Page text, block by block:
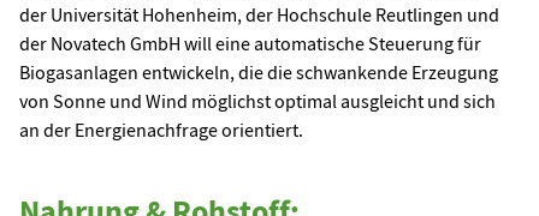
der Universität Hohenheim, der Hochschule Reutlingen und
der Novatech GmbH will eine automatische Steuerung für
Biogasanlagen entwickeln, die die schwankende Erzeugung
von Sonne und Wind möglichst optimal ausgleicht und sich
an der Energienachfrage orientiert.